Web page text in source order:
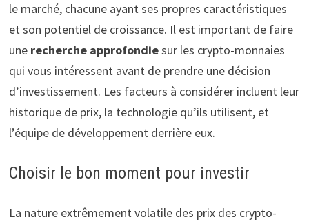
le marché, chacune ayant ses propres caractéristiques
et son potentiel de croissance. Il est important de faire
une recherche approfondiesur les crypto-monnaies
qui vous intéressent avant de prendre une décision
d’investissement. Les facteurs à considérer incluent leur
historique de prix, la technologie qu’ils utilisent, et
l’équipe de développement derrière eux.
Choisir le bon moment pour investir
La nature extrêmement volatile des prix des crypto-